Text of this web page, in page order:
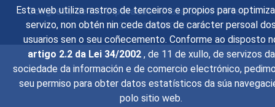
Esta web utiliza rastros de terceiros e propios para
servizo, non obtén nin cede datos de carácter persoal
usuarios sen o seu coñecemento. Conforme ao disposto
artigo 2.2 da Lei 34/2002 , de 11 de xullo, de servizos da
sociedade da información e de comercio electrónico,
seu permiso para obter datos estatísticos da súa
polo sitio web.
Congreso de los Diputados- Plaza de las Cortes,
núm. 1 - 28014 - MADRID